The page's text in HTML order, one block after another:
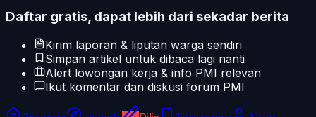
Daftar gratis, dapat lebih dari sekadar berita
Kirim laporan & liputan warga sendiri
Simpan artikel untuk dibaca lagi nanti
Alert lowongan kerja & info PMI relevan
Ikut komentar dan diskusi forum PMI